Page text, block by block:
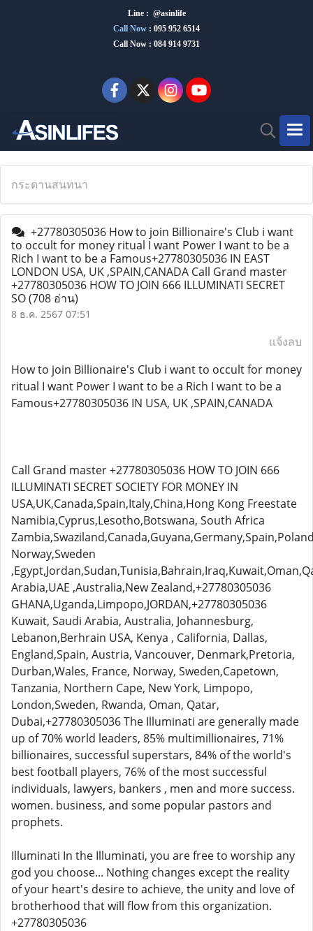
Line : @asinlife
Call Now : 095 952 6514
Call Now : 084 914 9731
กระดานสนทนา
+27780305036 How to join Billionaire's Club i want
to occult for money ritual I want Power I want to be a
Rich I want to be a Famous+27780305036 IN EAST
LONDON USA, UK ,SPAIN,CANADA Call Grand master
+27780305036 HOW TO JOIN 666 ILLUMINATI SECRET
SO(708 อ่าน)
8 ธ.ค. 2567 07:51
แจ้งลบ
How to join Billionaire's Club i want to occult for money
ritual I want Power I want to be a Rich I want to be a
Famous+27780305036 IN USA, UK ,SPAIN,CANADA
Call Grand master +27780305036 HOW TO JOIN 666
ILLUMINATI SECRET SOCIETY FOR MONEY IN
USA,UK,Canada,Spain,Italy,China,Hong Kong Freestate
Namibia,Cyprus,Lesotho,Botswana, South Africa
Norway,Sweden
Arabia,UAE ,Australia,New Zealand,+27780305036
GHANA,Uganda,Limpopo,JORDAN,+27780305036
Kuwait, Saudi Arabia, Australia, Johannesburg,
Lebanon,Berhrain USA, Kenya , California, Dallas,
England,Spain, Austria, Vancouver, Denmark,Pretoria,
Durban,Wales, France, Norway, Sweden,Capetown,
Tanzania, Northern Cape, New York, Limpopo,
London,Sweden, Rwanda, Oman, Qatar,
Dubai,+27780305036 The Illuminati are generally made
up of 70% world leaders, 85% multimillionaires, 71%
billionaires, successful superstars, 84% of the world's
best football players, 76% of the most successful
individuals, lawyers, bankers , men and more success.
women. business, and some popular pastors and
prophets.
Illuminati In the Illuminati, you are free to worship any
god you choose... Nothing changes except the reality
of your heart's desire to achieve, the unity and love of
brotherhood that will flow from this organization.
+27780305036